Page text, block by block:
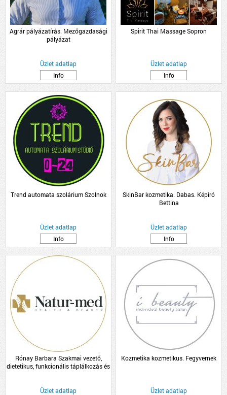
Agrár pályázatírás. Mezőgazdasági
pályázat
Üzlet adatlap
Info
Spirit Thai Massage Sopron
Üzlet adatlap
Info
Trend automata szolárium Szolnok
Üzlet adatlap
Info
SkinBar kozmetika. Dabas. Képiró
Bettina
Üzlet adatlap
Info
Rónay Barbara Szakmai vezető,
dietetikus, funkcionális táplálkozás és
Üzlet adatlap
Kozmetika kozmetikus. Fegyvernek
Üzlet adatlap